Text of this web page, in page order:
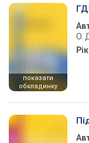
показати
обкладинку
О.